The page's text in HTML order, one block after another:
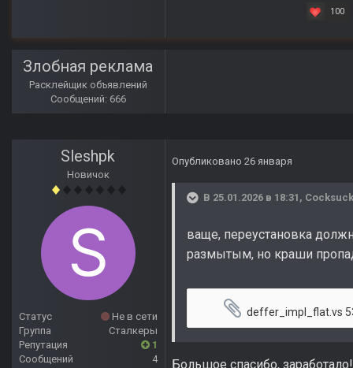
100
Злобная реклама
Расклейщик объявлений
Сообщений: 666
Sleshpk
Новичок
Статус
Не в сети
Группа
Сталкеры
Репутация
1
Сообщений
4
Опубликовано 26 января
В 25.01.2026 в 18:31,
ваще, переустановка
размытым, но краши
deffer_impl_flat.vs
Большое спасибо, заработало!